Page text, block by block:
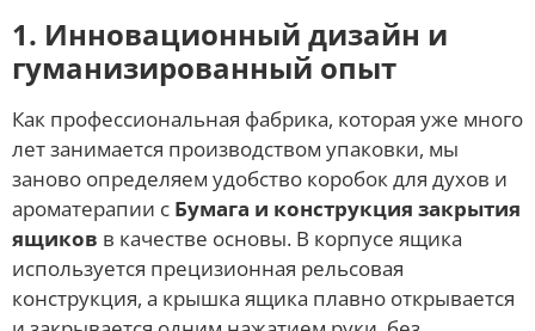
1. Инновационный дизайн и
гуманизированный опыт
Как профессиональная фабрика, которая уже много
лет занимается производством упаковки, мы
заново определяем удобство коробок для духов и
ароматерапии с Бумага и конструкция закрытия
ящиков в качестве основы. В корпусе ящика
используется прецизионная рельсовая
конструкция, а крышка ящика плавно открывается